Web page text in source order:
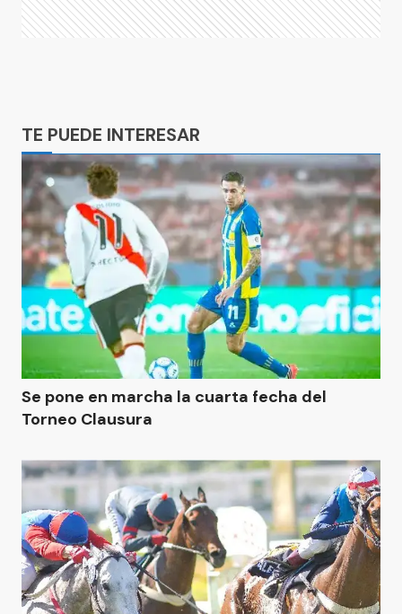
TE PUEDE INTERESAR
Se pone en marcha la cuarta fecha del
Torneo Clausura